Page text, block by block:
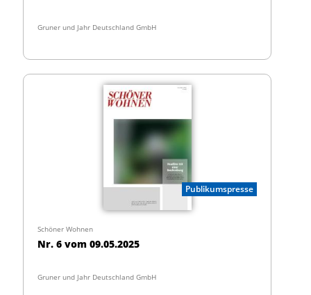
Gruner und Jahr Deutschland GmbH
Publikumspresse
Schöner Wohnen
Nr. 6 vom 09.05.2025
Gruner und Jahr Deutschland GmbH